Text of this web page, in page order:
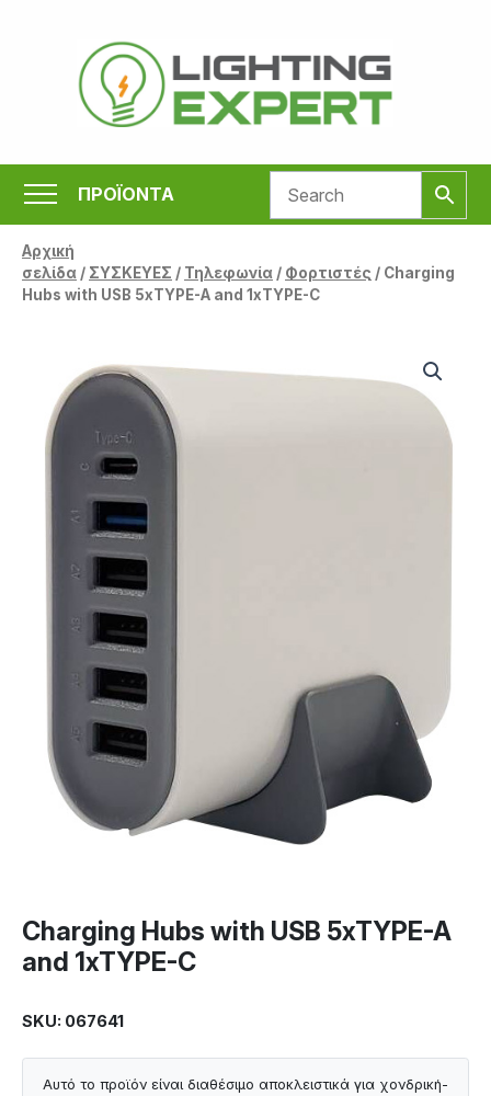
περιεχόμενο
ΠΡΟΪΟΝΤΑ
Αρχική
σελίδα/ ΣΥΣΚΕΥΕΣ / Τηλεφωνία/ Φορτιστές / Charging
Hubs with USB 5xTYPE-A and 1xTYPE-C
Charging Hubs with USB 5xTYPE-A
and 1xTYPE-C
SKU: 067641
Αυτό το προϊόν είναι διαθέσιμο αποκλειστικά για χονδρική-